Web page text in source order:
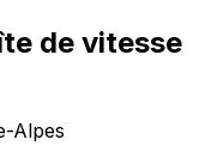
de vitesse
Alpes